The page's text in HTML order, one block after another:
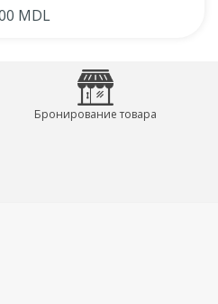
MDL
Бронирование товара